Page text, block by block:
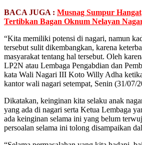
BACA JUGA : Musnag Sumpur
Tertibkan Bagan Oknum Nelayan
“Kita memiliki potensi di nagari, namun
tersebut sulit dikembangkan, karena
masyarakat tentang hal tersebut. Oleh
LP2N atau Lembaga Pengabdian dan
kata Wali Nagari III Koto Willy Adha
kantor wali nagari setempat, Senin (31/07/
Dikatakan, keinginan kita selaku anak
yang ada di nagari serta Ketua Lembaga
ada keinginan selama ini yang belum
persoalan selama ini tolong disampaikan